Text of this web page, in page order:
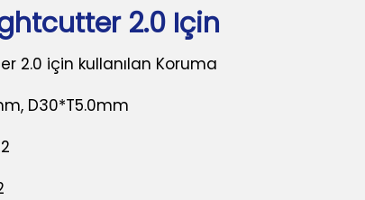
2.0 Için
2.0 için kullanılan Koruma
D30*T5.0mm